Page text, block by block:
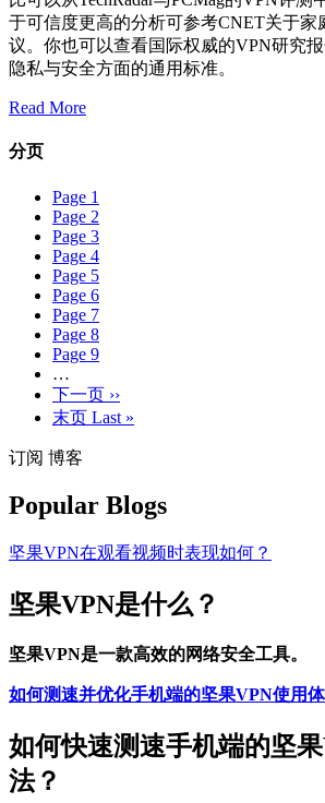
于可信度更高的分析可参考CNET关于家
议。你也可以查看国际权威的VPN研究
隐私与安全方面的通用标准。
Read More
分页
Page 1
Page 2
Page 3
Page 4
Page 5
Page 6
Page 7
Page 8
Page 9
…
下一页 ››
末页 Last »
订阅 博客
Popular Blogs
坚果VPN在观看视频时表现如何？
坚果VPN是什么？
坚果VPN是一款高效的网络安全工具。
如何测速并优化手机端的坚果VPN使用
如何快速测速手机端的坚
法？